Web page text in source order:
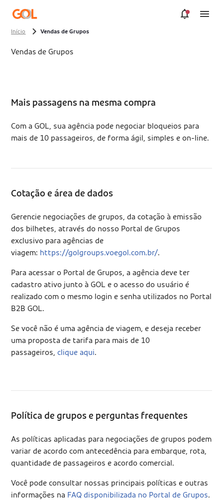
Pular para o Conteúdo principal
Início Vendas de Grupos
Vendas de Grupos
Mais passagens na mesma compra
Com a GOL, sua agência pode negociar bloqueios para
mais de 10 passageiros, de forma ágil, simples e on-line.
Cotação e área de dados
Gerencie negociações de grupos, da cotação à emissão
dos bilhetes, através do nosso Portal de Grupos
exclusivo para agências de
viagem: https://golgroups.voegol.com.br/.
Para acessar o Portal de Grupos, a agência deve ter
cadastro ativo junto à GOL e o acesso do usuário é
realizado com o mesmo login e senha utilizados no Portal
B2B GOL.
Se você não é uma agência de viagem, e deseja receber
uma proposta de tarifa para mais de 10
passageiros, clique aqui.
Política de grupos e perguntas frequentes
As políticas aplicadas para negociações de grupos podem
variar de acordo com antecedência para embarque, rota,
quantidade de passageiros e acordo comercial.
Você pode consultar nossas principais políticas e outras
informações na FAQ disponibilizada no Portal de Grupos.